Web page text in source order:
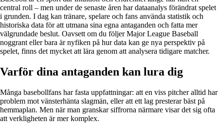
central roll – men under de senaste åren har dataanalys förändrat spelet
i grunden. I dag kan tränare, spelare och fans använda statistik och
historiska data för att utmana sina egna antaganden och fatta mer
välgrundade beslut. Oavsett om du följer Major League Baseball
noggrant eller bara är nyfiken på hur data kan ge nya perspektiv på
spelet, finns det mycket att lära genom att analysera tidigare matcher.
Varför dina antaganden kan lura dig
Många basebollfans har fasta uppfattningar: att en viss pitcher alltid har
problem mot vänsterhänta slagmän, eller att ett lag presterar bäst på
hemmaplan. Men när man granskar siffrorna närmare visar det sig ofta
att verkligheten är mer komplex.